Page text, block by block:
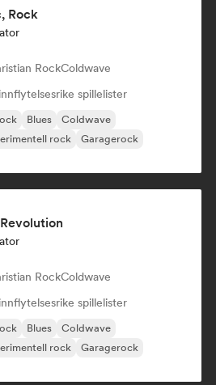
Rock
RockColdwave
spillelister
Blues
Coldwave
rock
Garagerock
RockColdwave
spillelister
Blues
Coldwave
rock
Garagerock